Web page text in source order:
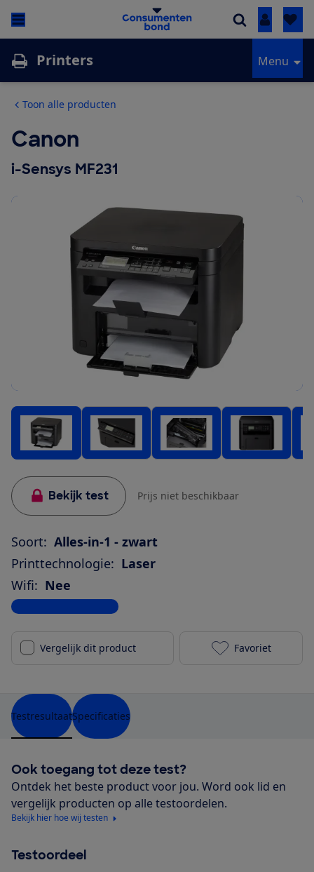
Inloggen
Printers Menu
Toon alle producten
Canon
i-Sensys MF231
Bekijk test Prijs niet beschikbaar
Soort: Alles-in-1 - zwart
Printtechnologie: Laser
Wifi: Nee
Bekijk alle specificaties
Vergelijk dit product Canon i-
Favoriet
TestresultaatSpecificaties
Ook toegang tot deze test?
Ontdek het beste product voor jou. Word ook lid en
vergelijk producten op alle testoordelen.
Bekijk hier hoe wij testen
Testoordeel